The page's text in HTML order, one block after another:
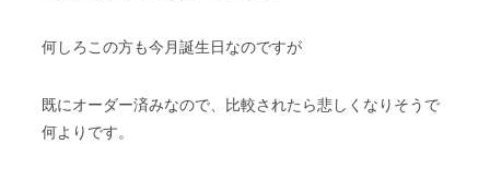
何しろこの方も今月誕生日なのですが
既にオーダー済みなので、比較されたら悲しくなりそうで
何よりです。